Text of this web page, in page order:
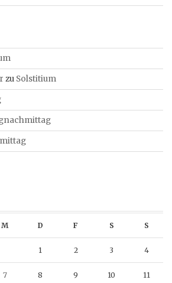
zu Solstitium
M D F S S
1 2 3 4
7 8 9 10 11